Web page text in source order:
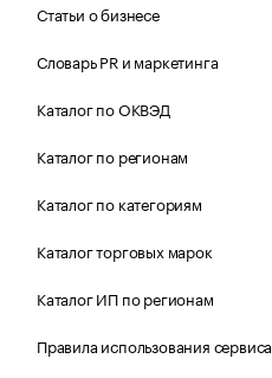
Статьи о бизнесе
Словарь PR и маркетинга
Каталог по ОКВЭД
Каталог по регионам
Каталог по категориям
Каталог торговых марок
Каталог ИП по регионам
Правила использования сервиса